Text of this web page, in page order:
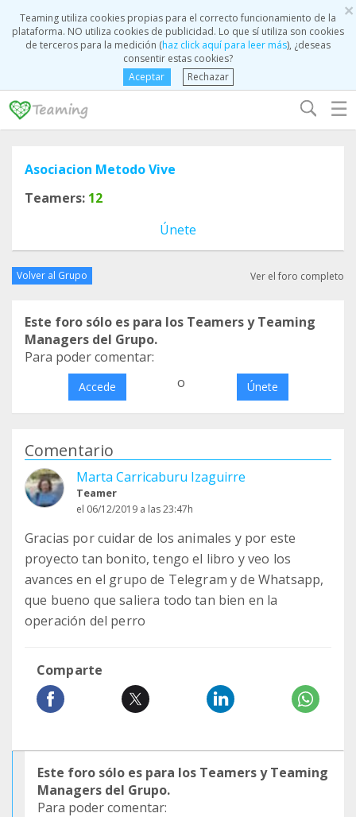
×
Teaming utiliza cookies propias para el correcto funcionamiento de la
plataforma. NO utiliza cookies de publicidad. Lo que sí utiliza son cookies
de terceros para la medición (haz click aquí para leer más), ¿deseas
consentir estas cookies?
Aceptar
Rechazar
☰
Asociacion Metodo Vive
Teamers: 12
Únete
Volver al Grupo Ver el foro completo
Este foro sólo es para los Teamers y Teaming
Managers del Grupo.
Para poder comentar:
Accede o Únete
Comentario
Marta Carricaburu Izaguirre
Teamer
el 06/12/2019 a las 23:47h
Gracias por cuidar de los animales y por este
proyecto tan bonito, tengo el libro y veo los
avances en el grupo de Telegram y de Whatsapp,
que bueno que saliera todo tan bien en la
operación del perro
Comparte
Este foro sólo es para los Teamers y Teaming
Managers del Grupo.
Para poder comentar: